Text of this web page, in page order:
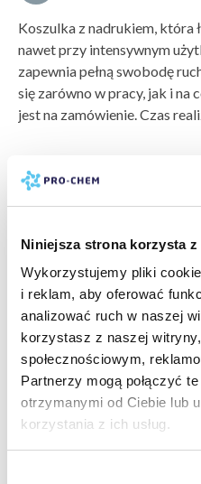
Niniejsza strona korzysta
Wykorzystujemy pliki
i reklam, aby oferować
analizować ruch w naszej
korzystasz z naszej
społecznościowym,
Partnerzy mogą połączyć
otrzymanymi od Ciebie lub
korzystania z ich usług.
Koszulka z nadrukiem, która
nawet przy intensywnym
zapewnia pełną swobodę
się zarówno w pracy, jak i na
jest na zamówienie. Czas
Single Jersey, 100 %
różnić - kolor 03 - 97 %
bez szwów bocznych
dekolt wykończony
taśma wzmacniająca na
Metka: satynowa
Gramatura: 160 g
gwarancja:24 m-ce klienci
gramatura:
160
pokaż
PRODUKTY